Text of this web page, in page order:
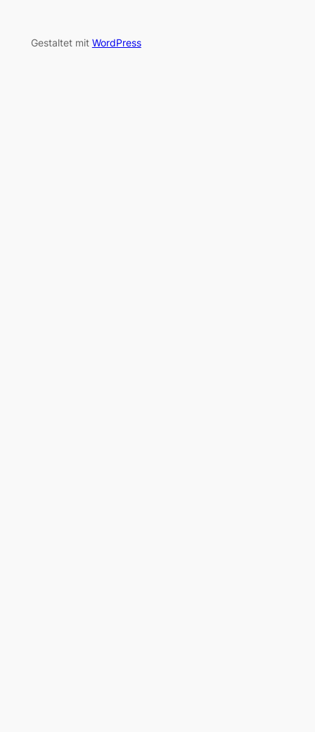
Gestaltet mit WordPress